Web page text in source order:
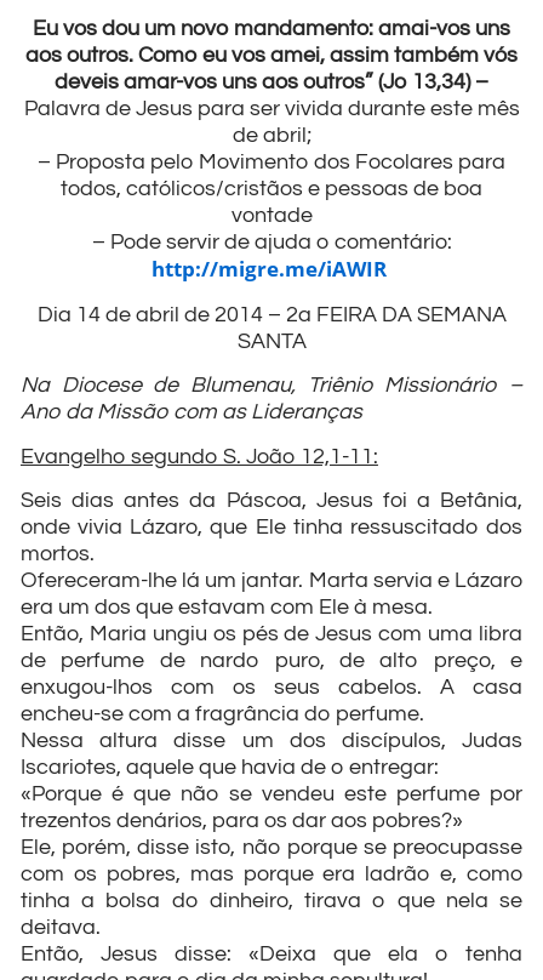
Eu vos dou um novo mandamento: amai-vos uns
aos outros. Como eu vos amei, assim também vós
deveis amar-vos uns aos outros” (Jo 13,34) –
Palavra de Jesus para ser vivida durante este mês
de abril;
– Proposta pelo Movimento dos Focolares para
todos, católicos/cristãos e pessoas de boa
vontade
– Pode servir de ajuda o comentário:
http://migre.me/iAWIR
Dia 14 de abril de 2014 – 2a FEIRA DA SEMANA
SANTA
Na Diocese de Blumenau, Triênio Missionário –
Ano da Missão com as Lideranças
Evangelho segundo S. João 12,1-11:
Seis dias antes da Páscoa, Jesus foi a Betânia,
onde vivia Lázaro, que Ele tinha ressuscitado dos
mortos.
Ofereceram-lhe lá um jantar. Marta servia e Lázaro
era um dos que estavam com Ele à mesa.
Então, Maria ungiu os pés de Jesus com uma libra
de perfume de nardo puro, de alto preço, e
enxugou-lhos com os seus cabelos. A casa
encheu-se com a fragrância do perfume.
Nessa altura disse um dos discípulos, Judas
Iscariotes, aquele que havia de o entregar:
«Porque é que não se vendeu este perfume por
trezentos denários, para os dar aos pobres?»
Ele, porém, disse isto, não porque se preocupasse
com os pobres, mas porque era ladrão e, como
tinha a bolsa do dinheiro, tirava o que nela se
deitava.
Então, Jesus disse: «Deixa que ela o tenha